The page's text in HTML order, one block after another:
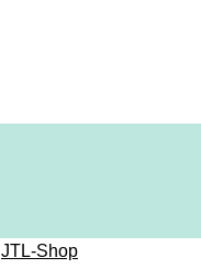
JTL-Shop